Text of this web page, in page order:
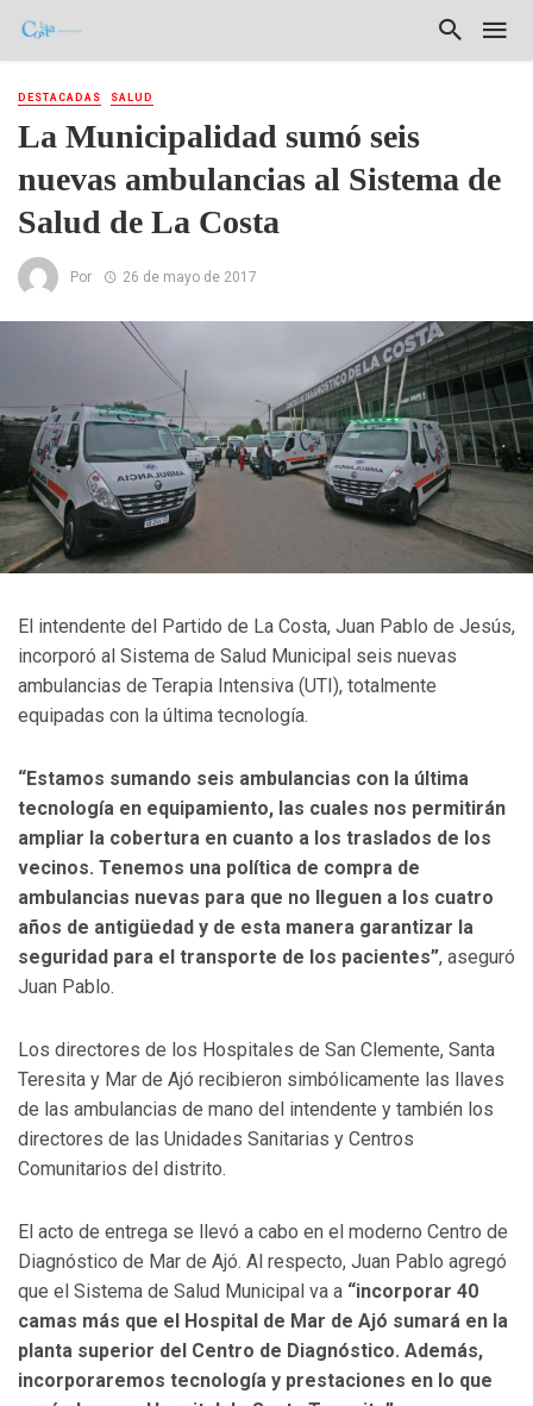
DESTACADAS SALUD
La Municipalidad sumó seis
nuevas ambulancias al Sistema de
Salud de La Costa
Por 26 de mayo de 2017
El intendente del Partido de La Costa, Juan Pablo de Jesús,
incorporó al Sistema de Salud Municipal seis nuevas
ambulancias de Terapia Intensiva (UTI), totalmente
equipadas con la última tecnología.
“Estamos sumando seis ambulancias con la última
tecnología en equipamiento, las cuales nos permitirán
ampliar la cobertura en cuanto a los traslados de los
vecinos. Tenemos una política de compra de
ambulancias nuevas para que no lleguen a los cuatro
años de antigüedad y de esta manera garantizar la
seguridad para el transporte de los pacientes”, aseguró
Juan Pablo.
Los directores de los Hospitales de San Clemente, Santa
Teresita y Mar de Ajó recibieron simbólicamente las llaves
de las ambulancias de mano del intendente y también los
directores de las Unidades Sanitarias y Centros
Comunitarios del distrito.
El acto de entrega se llevó a cabo en el moderno Centro de
Diagnóstico de Mar de Ajó. Al respecto, Juan Pablo agregó
que el Sistema de Salud Municipal va a “incorporar 40
camas más que el Hospital de Mar de Ajó sumará en la
planta superior del Centro de Diagnóstico. Además,
incorporaremos tecnología y prestaciones en lo que